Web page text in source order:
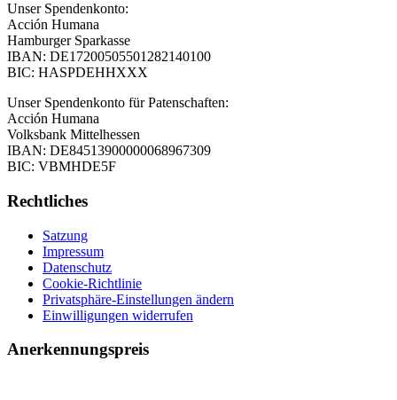
Unser Spendenkonto:
Acción Humana
Hamburger Sparkasse
IBAN: DE17200505501282140100
BIC: HASPDEHHXXX
Unser Spendenkonto für Patenschaften:
Acción Humana
Volksbank Mittelhessen
IBAN: DE84513900000068967309
BIC: VBMHDE5F
Rechtliches
Satzung
Impressum
Datenschutz
Cookie-Richtlinie
Privatsphäre-Einstellungen ändern
Einwilligungen widerrufen
Anerkennungspreis